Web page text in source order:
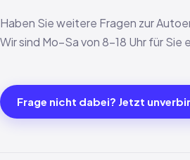
Haben Sie weitere Fragen zur
Wir sind Mo–Sa von 8–18 Uhr für Sie
Frage nicht dabei? Jetzt